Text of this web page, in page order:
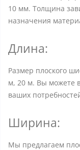
10 мм. Толщина
назначения
Длина:
Размер плоского
м, 20 м. Вы можете
ваших
Ширина:
Мы предлагаем